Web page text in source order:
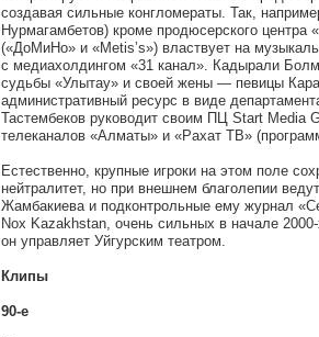
создавая сильные конгломераты. Так,
Нурмагамбетов) кроме продюсерского центра
(«ДоМиНо» и «Metis’s») властвует на
с медиахолдингом «31 канал». Кадырали
судьбы «Улытау» и своей жены — певицы
административный ресурс в виде
Тастембеков руководит своим ПЦ Start Media
телеканалов «Алматы» и «Рахат ТВ»
Естественно, крупные игроки на этом поле
нейтралитет, но при внешнем благолепии
Жамбакиева и подконтрольные ему журнал
Nox Kazakhstan, очень сильных в начале
он управляет Уйгурским театром.
Клипы
90-е